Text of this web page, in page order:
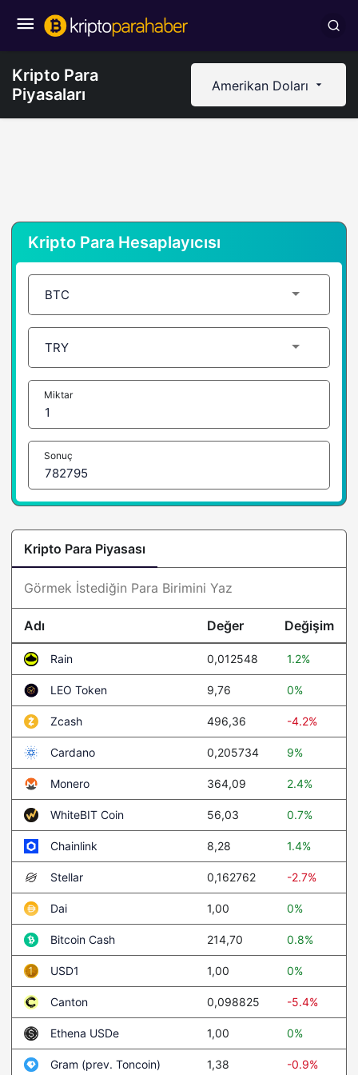
Kripto Para
Piyasaları
Amerikan Doları
Kripto Para Hesaplayıcısı
Miktar
Sonuç
Kripto Para Piyasası
Adı Değer Değişim
Rain 0,012548 1.2%
LEO Token 9,76 0%
Zcash 496,36 -4.2%
Cardano 0,205734 9%
Monero 364,09 2.4%
WhiteBIT Coin 56,03 0.7%
Chainlink 8,28 1.4%
Stellar 0,162762 -2.7%
Dai 1,00 0%
Bitcoin Cash 214,70 0.8%
USD1 1,00 0%
Canton 0,098825 -5.4%
Ethena USDe 1,00 0%
Gram (prev. Toncoin) 1,38 -0.9%